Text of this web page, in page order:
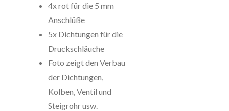
4x rot für die 5 mm
Anschlüße
5x Dichtungen für die
Druckschläuche
Foto zeigt den Verbau
der Dichtungen,
Kolben, Ventil und
Steigrohr usw.